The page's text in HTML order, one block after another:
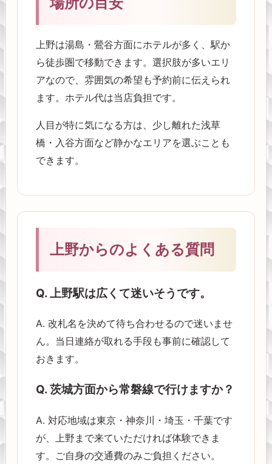
上野は湯島・鶯谷方面にホテルが多く、駅か
ら徒歩圏で移動できます。選択肢が多いエリ
アなので、雰囲気の希望も予約前に伝えられ
ます。ホテル代は当店負担です。
人目が特に気になる方は、少し離れた浅草
橋・入谷方面など静かなエリアを選ぶことも
できます。
上野からのよくある質問
Q. 上野駅は広くて迷いそうです。
A. 改札名を決めて待ち合わせるので迷いませ
ん。当日連絡が取れる手段も事前に確認して
おきます。
Q. 茨城方面から常磐線で行けますか？
A. 対応地域は東京・神奈川・埼玉・千葉です
が、上野まで来ていただければ体験できま
す。ご自身の交通費のみご負担ください。